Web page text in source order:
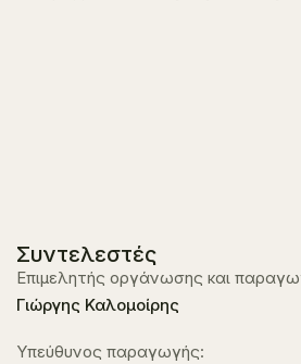
Συντελεστές
Επιμελητής οργάνωσης και
Γιώργης Καλομοίρης
Υπεύθυνος παραγωγής: